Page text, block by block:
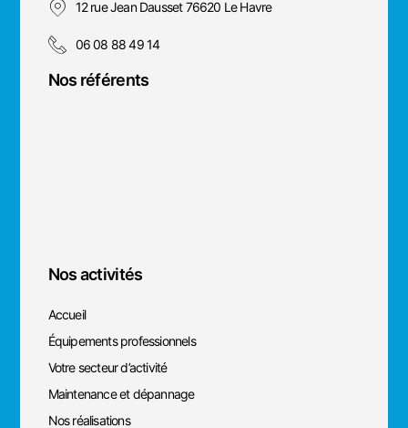
12 rue Jean Dausset 76620 Le Havre
06 08 88 49 14
Nos référents
Nos activités
Accueil
Équipements professionnels
Votre secteur d’activité
Maintenance et dépannage
Nos réalisations